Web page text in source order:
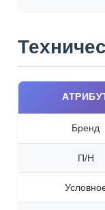
Бренд
П/Н